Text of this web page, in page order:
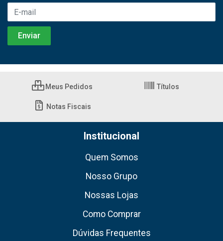
Meus Pedidos Títulos
Notas Fiscais
Institucional
Quem Somos
Nosso Grupo
Nossas Lojas
Como Comprar
Dúvidas Frequentes